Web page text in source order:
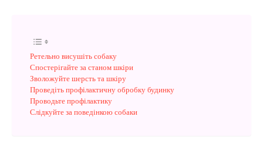
Ретельно висушіть собаку
Спостерігайте за станом шкіри
Зволожуйте шерсть та шкіру
Проведіть профілактичну обробку будинку
Проводьте профілактику
Слідкуйте за поведінкою собаки